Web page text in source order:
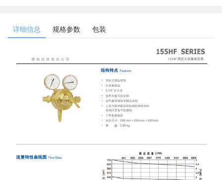
详细信息 规格参数 包装